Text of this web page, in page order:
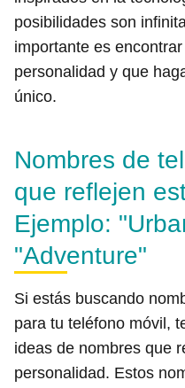
posibilidades son
importante es
personalidad y que
único.
Nombres de
que reflejen
Ejemplo:
"Adventure"
Si estás buscando
para tu teléfono móvil,
ideas de nombres que
personalidad. Estos